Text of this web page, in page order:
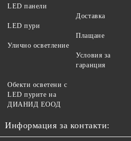
LED панели
LED пури
Улично осветление
Доставка
Плащане
Условия за
гаранция
Обекти осветени с
LED пурите на
ДИАНИД ЕООД
Информация за контакти: